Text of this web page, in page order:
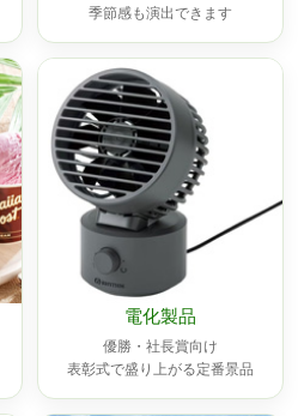
季節感も演出できます
電化製品
優勝・社長賞向け
表彰式で盛り上がる定番景品